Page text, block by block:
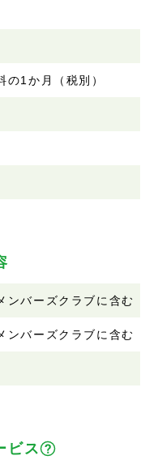
の1か月（税別）
ンバーズクラブに含む
ンバーズクラブに含む
ビス